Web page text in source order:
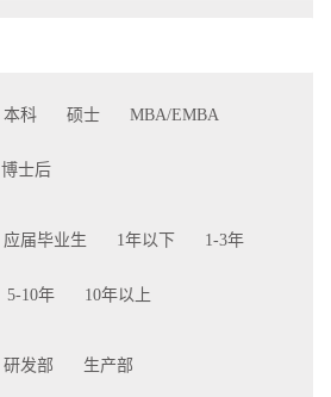
本科 硕士 MBA/EMBA
博士后
应届毕业生 1年以下 1-3年
5-10年 10年以上
研发部 生产部